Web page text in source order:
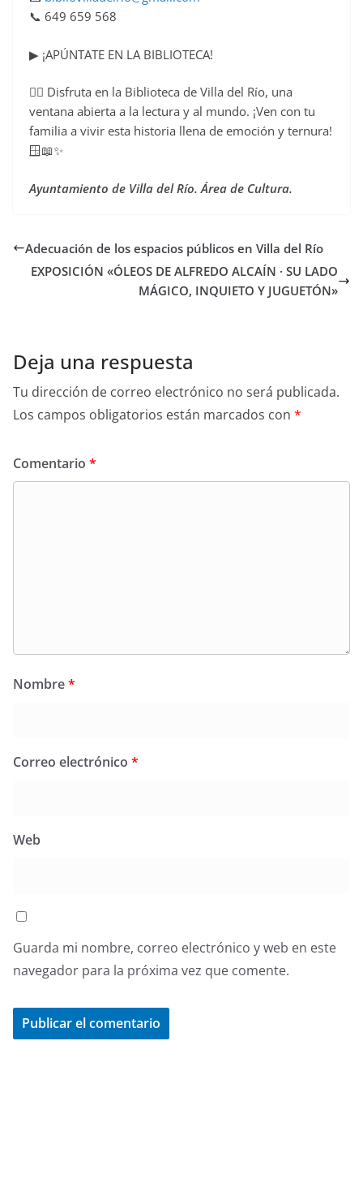
📞 649 659 568
▶ ¡APÚNTATE EN LA BIBLIOTECA!
👉🏻 Disfruta en la Biblioteca de Villa del Río, una
ventana abierta a la lectura y al mundo. ¡Ven con tu
familia a vivir esta historia llena de emoción y ternura!
🪟📖✨
Ayuntamiento de Villa del Río. Área de Cultura.
Adecuación de los espacios públicos en Villa del Río
EXPOSICIÓN «ÓLEOS DE ALFREDO ALCAÍN · SU LADO
MÁGICO, INQUIETO Y JUGUETÓN»
Deja una respuesta
Tu dirección de correo electrónico no será publicada.
Los campos obligatorios están marcados con *
Comentario *
Nombre*
Correo electrónico *
Web
Guarda mi nombre, correo electrónico y web en este
navegador para la próxima vez que comente.